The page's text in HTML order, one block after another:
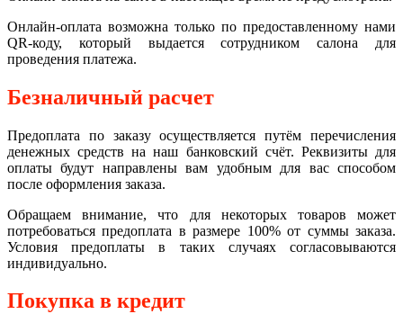
Онлайн-оплата возможна только по предоставленному нами
QR-коду, который выдается сотрудником салона для
проведения платежа.
Безналичный расчет
Предоплата по заказу осуществляется путём перечисления
денежных средств на наш банковский счёт. Реквизиты для
оплаты будут направлены вам удобным для вас способом
после оформления заказа.
Обращаем внимание, что для некоторых товаров может
потребоваться предоплата в размере 100% от суммы заказа.
Условия предоплаты в таких случаях согласовываются
индивидуально.
Покупка в кредит